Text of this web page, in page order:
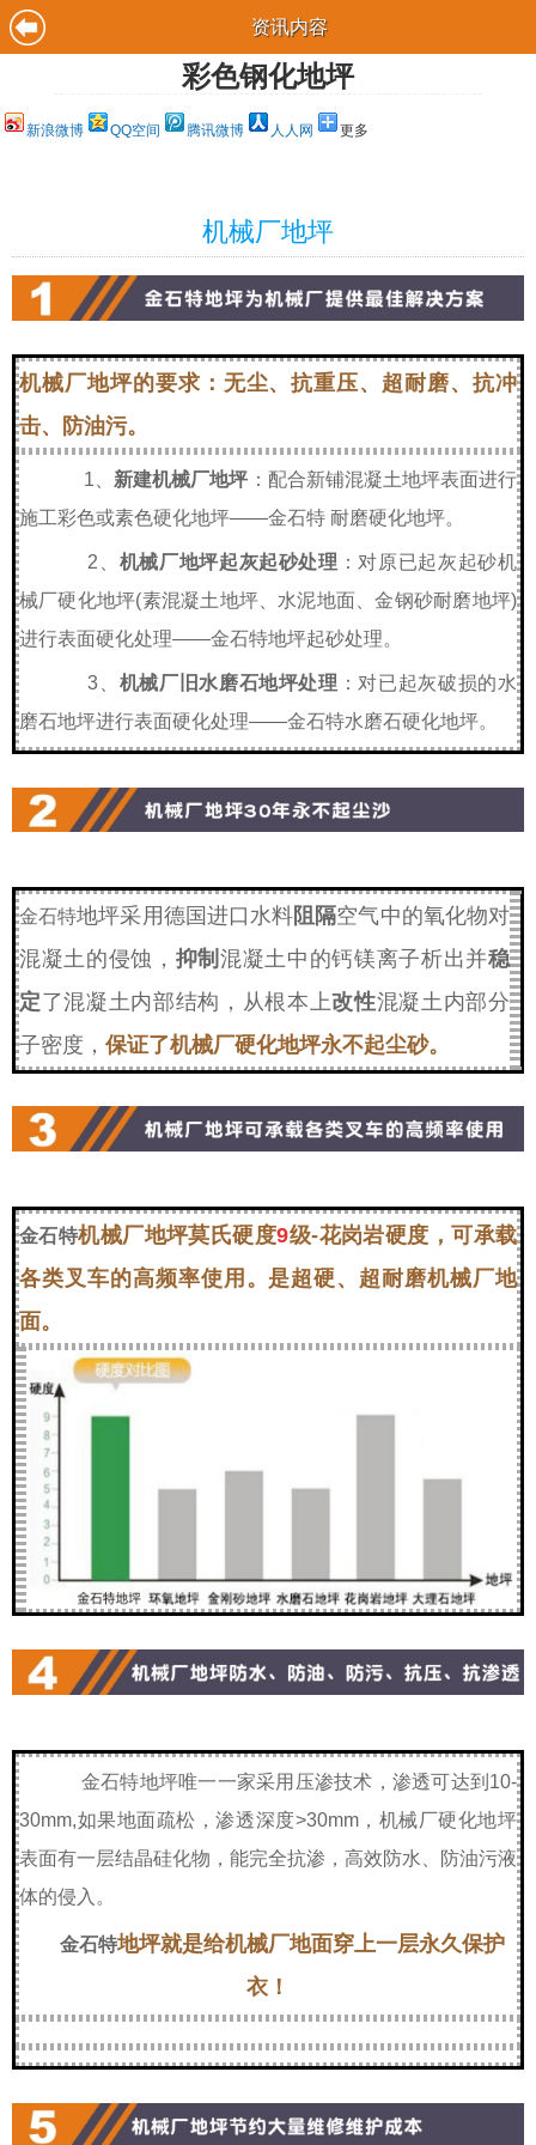
资讯内容
彩色钢化地坪
新浪微博 QQ空间 腾讯微博 人人网 更多
机械厂地坪
机械厂地坪的要求：无尘、抗重压、超耐磨、抗冲
击、防油污。
1、 新建机械厂地坪 ：配合新铺混凝土地坪表面进行
施工彩色或素色硬化地坪——金石特 耐磨硬化地坪。
2、 机械厂地坪起灰起砂处理 ：对原已起灰起砂机
械厂硬化地坪(素混凝土地坪、水泥地面、金钢砂耐磨地坪)
进行表面硬化处理——金石特地坪起砂处理。
3、 机械厂旧水磨石地坪处理 ：对已起灰破损的水
磨石地坪进行表面硬化处理——金石特水磨石硬化地坪。
金石特地坪采用德国进口水料阻隔空气中的氧化物对
混凝土的侵蚀， 抑制混凝土中的钙镁离子析出并稳
定了混凝土内部结构，从根本上改性混凝土内部分
子密度， 保证了机械厂硬化地坪永不起尘砂。
金石特机械厂地坪莫氏硬度9级-花岗岩硬度，可承载
各类叉车的高频率使用。是超硬、超耐磨机械厂地
面。
金石特地坪唯一一家采用压渗技术，渗透可达到10-
30mm,如果地面疏松，渗透深度>30mm，机械厂硬化地坪
表面有一层结晶硅化物，能完全抗渗，高效防水、防油污液
体的侵入。
金石特地坪就是给机械厂地面穿上一层永久保护
衣！